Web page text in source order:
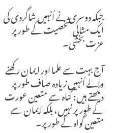
جبکہ دوسری نے اُنہیں شاگردی کی
ایک مثالی شخصیت کے طور پر
عزت بخشی۔
آج بہت سے علما اور ایمان رکھنے
والے اُنہیں زیادہ صاف طور پر
دیکھتے ہیں: گناہ سے متعین عورت
کے طور پر نہیں، بلکہ ایمان سے
متعین گواہ کے طور پر۔